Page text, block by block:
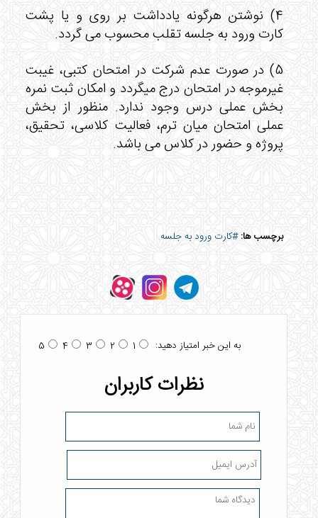
4) نوشتن هرگونه یادداشت بر روی و یا پشت
کارت ورود به جلسه تقلب محسوب می گردد.
5) در صورت عدم شرکت در امتحان کتبی، غیبت
غیرموجه در امتحان درج میگردد و امکان ثبت نمره
بخش عملی درس وجود ندارد. منظور از بخش
عملی امتحان میان ترم، فعالیت کلاسی، تحقیق،
پروژه‌ و حضور در کلاس می باشد.
برچسب ها:#کارت ورود به جلسه
به این خبر امتیاز دهید: 1
2
3
4
5
نظرات کاربران